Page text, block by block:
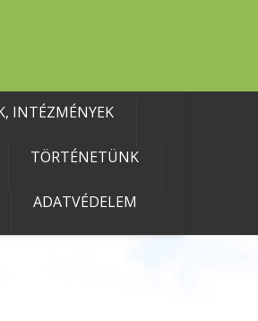
INTÉZMÉNYEK
TÖRTÉNETÜNK
ADATVÉDELEM